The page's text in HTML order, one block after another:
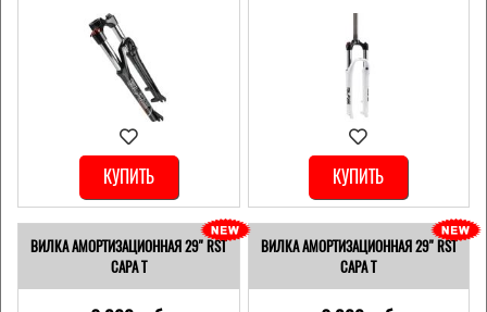
КУПИТЬ КУПИТЬ
ВИЛКА АМОРТИЗАЦИОННАЯ 29" RST
CAPA T
ВИЛКА АМОРТИЗАЦИОННАЯ 29" RST
CAPA T